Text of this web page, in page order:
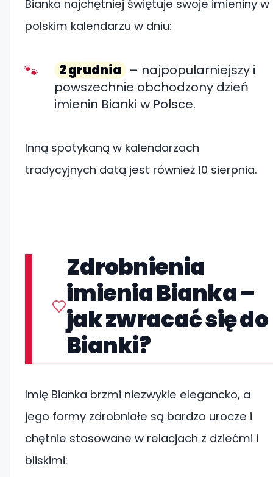
Bianka najchętniej świętuje swoje imieniny w
polskim kalendarzu w dniu:
2 grudnia – najpopularniejszy i
powszechnie obchodzony dzień
imienin Bianki w Polsce.
Inną spotykaną w kalendarzach
tradycyjnych datą jest również 10 sierpnia.
Zdrobnienia
imienia Bianka –
jak zwracać się do
Bianki?
Imię Bianka brzmi niezwykle elegancko, a
jego formy zdrobniałe są bardzo urocze i
chętnie stosowane w relacjach z dziećmi i
bliskimi: